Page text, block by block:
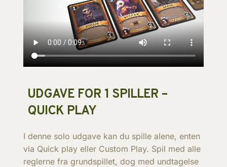
UDGAVE FOR 1 SPILLER –
QUICK PLAY
I denne solo udgave kan du spille alene, enten
via Quick play eller Custom Play. Spil med alle
reglerne fra grundspillet, dog med undtagelse